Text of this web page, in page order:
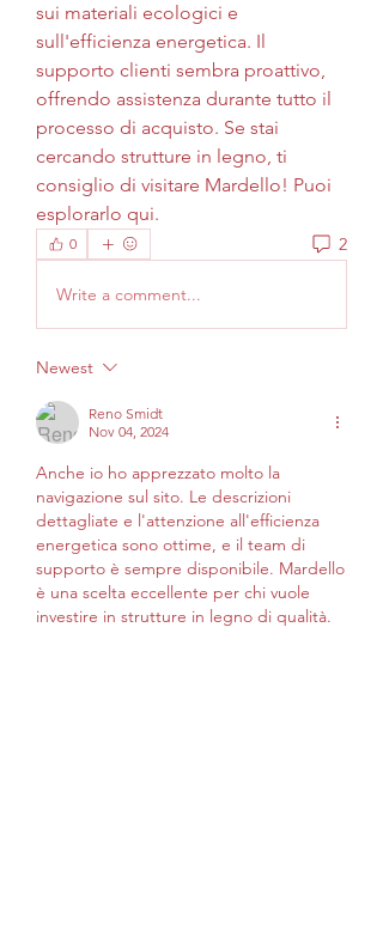
sui materiali ecologici e
sull'efficienza energetica. Il
supporto clienti sembra proattivo,
offrendo assistenza durante tutto il
processo di acquisto. Se stai
cercando strutture in legno, ti
consiglio di visitare Mardello! Puoi
esplorarlo qui.
0 2
Write a comment...
Newest
Reno Smidt
Nov 04, 2024
Anche io ho apprezzato molto la
navigazione sul sito. Le descrizioni
dettagliate e l'attenzione all'efficienza
energetica sono ottime, e il team di
supporto è sempre disponibile. Mardello
è una scelta eccellente per chi vuole
investire in strutture in legno di qualità.